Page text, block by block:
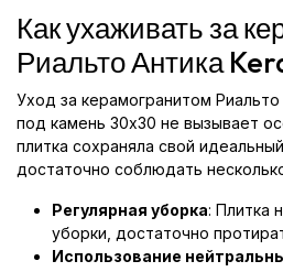
Как ухаживать за
Риальто Антика
Уход за керамогранитом Риальто
под камень 30x30 не вызывает
плитка сохраняла свой
достаточно соблюдать
Регулярная уборка: Плитка
уборки, достаточно
Использование